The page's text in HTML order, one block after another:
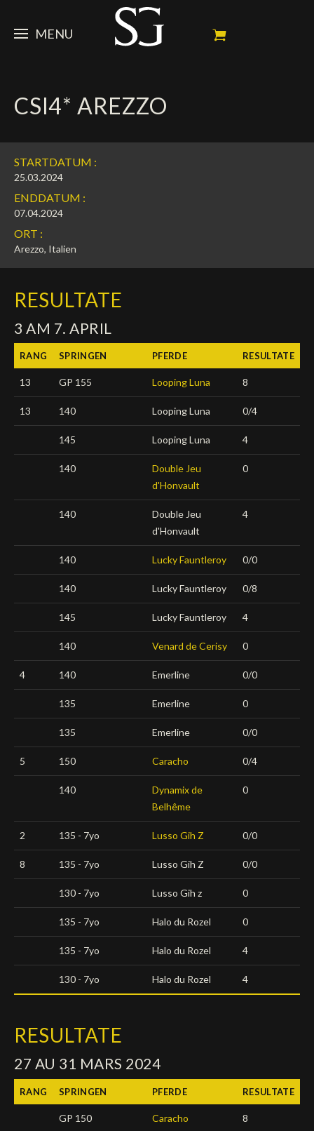
MENU
Porträt
Erfolge
Ambassador
NEWS
News
Dossiers
Kalender
Nächste Turniere
Fotogalerie
Videos
Presse
PFERDE
Meine Turnierpferde
In memorium
Zuchthengst
SPONSOREN
Mäzene
Sponsoren
Partner
FAN ZONE
Autogramm
Social Newsroom
SHOP
Français
English
Deutsch
CSI4* AREZZO
STARTDATUM :
25.03.2024
ENDDATUM :
07.04.2024
ORT :
Arezzo, Italien
RESULTATE
3 AM 7. APRIL
RANG SPRINGEN PFERDE RESULTATE
13 GP 155 Looping Luna 8
13 140 Looping Luna 0/4
145 Looping Luna 4
140
Double Jeu
d'Honvault
0
140
Double Jeu
d'Honvault
4
140 Lucky Fauntleroy 0/0
140 Lucky Fauntleroy 0/8
145 Lucky Fauntleroy 4
140 Venard de Cerisy 0
4 140 Emerline 0/0
135 Emerline 0
135 Emerline 0/0
5 150 Caracho 0/4
140
Dynamix de
Belhême
0
2 135 - 7yo Lusso Gih Z 0/0
8 135 - 7yo Lusso Gih Z 0/0
130 - 7yo Lusso Gih z 0
135 - 7yo Halo du Rozel 0
135 - 7yo Halo du Rozel 4
130 - 7yo Halo du Rozel 4
RESULTATE
27 AU 31 MARS 2024
RANG SPRINGEN PFERDE RESULTATE
GP 150 Caracho 8